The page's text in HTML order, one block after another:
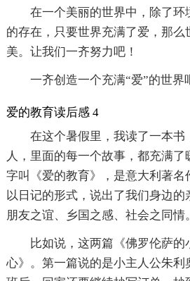
在一个美丽的世界中，除了环
的存在，只要世界充满了爱，那
美。让我们一齐努力吧！
一齐创造一个充满“爱”的世界
爱的教育读后感 4
在这个暑假里，我读了一本书
人，里面的每一个故事，都充满了
字叫《爱的教育》，是意大利著名
以日记的形式，说出了我们身边的
朋友之谊、乡国之感、社会之同情。
比如说，这两篇《佛罗伦萨
心》。第一篇说的是小主人公朱